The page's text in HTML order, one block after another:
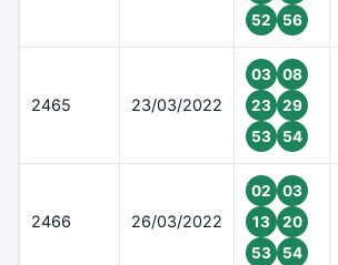
52
56
2465 23/03/2022
03
08
23
29
53
54
2466 26/03/2022
02
03
13
20
53
54